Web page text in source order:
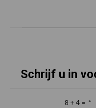
Schrijf u in
8 + 4 = *